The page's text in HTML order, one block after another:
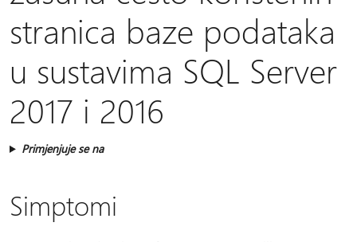
stranica baze podataka
u sustavima SQL Server
2017 i 2016
Primjenjuje se na
Simptomi